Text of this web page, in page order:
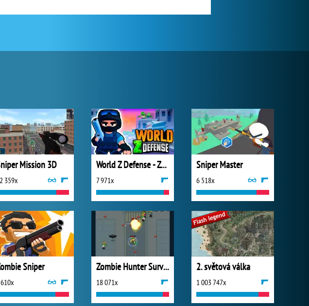
Mission 3D
359x
World Z Defense - Zombie Defense
7 971x
Sniper Master
6 518x
Sniper Zombie Hunter Survival
18 071x
2. světová válka
1 003 747x